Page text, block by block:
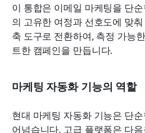
이 통합은 이메일 마케팅을 단
의 고유한 여정과 선호도에 맞
축 도구로 전환하여, 측정 가능
트한 캠페인을 만듭니다.
마케팅 자동화 기능의 역할
현대 마케팅 자동화 기능은 단
어넘습니다. 고급 플랫폼은 다